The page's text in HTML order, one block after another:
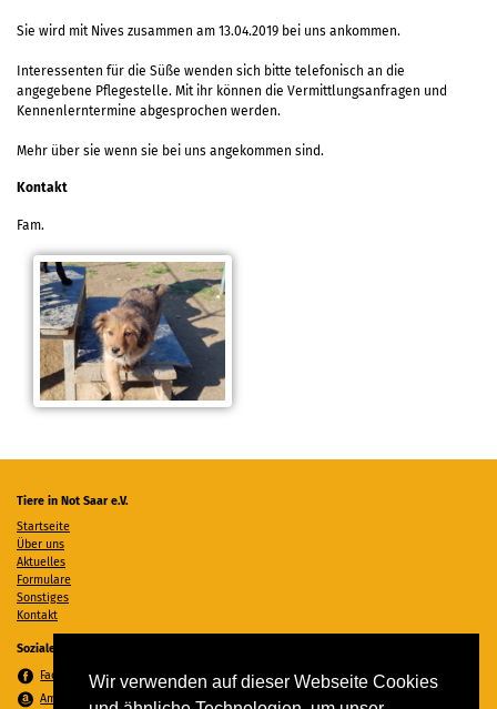
Wir verwenden auf dieser Webseite Cookies
Sie wird mit Nives zusammen am 13.04.2019 bei uns ankommen.
Interessenten für die Süße wenden sich bitte telefonisch an die
angegebene Pflegestelle. Mit ihr können die Vermittlungsanfragen und
Kennenlerntermine abgesprochen werden.
Mehr über sie wenn sie bei uns angekommen sind.
Kontakt
Fam.
Tiere in Not Saar e.V.
Startseite
Über uns
Aktuelles
Formulare
Sonstiges
Kontakt
Soziale Medien
Facebook
Amazon Wunschzettel